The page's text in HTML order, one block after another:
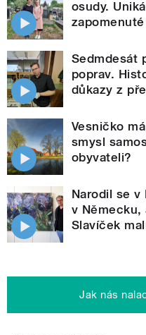
osudy.
Sedmdesát
poprav.
důkazy z
Vesničko
smysl
obyvateli?
Narodil se v
v Německu,
Slavíček
Jak nás